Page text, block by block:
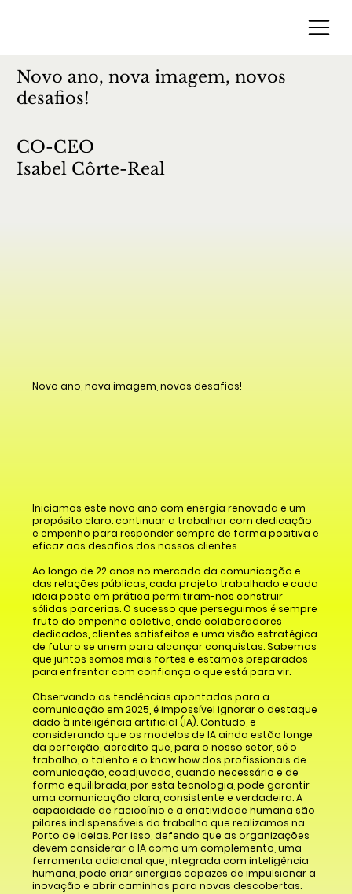
Novo ano, nova imagem, novos
desafios!
CO-CEO
Isabel Côrte-Real
Novo ano, nova imagem, novos desafios!
Iniciamos este novo ano com energia renovada e um
propósito claro: continuar a trabalhar com dedicação
e empenho para responder sempre de forma positiva e
eficaz aos desafios dos nossos clientes.
Ao longo de 22 anos no mercado da comunicação e
das relações públicas, cada projeto trabalhado e cada
ideia posta em prática permitiram-nos construir
sólidas parcerias. O sucesso que perseguimos é sempre
fruto do empenho coletivo, onde colaboradores
dedicados, clientes satisfeitos e uma visão estratégica
de futuro se unem para alcançar conquistas. Sabemos
que juntos somos mais fortes e estamos preparados
para enfrentar com confiança o que está para vir.
Observando as tendências apontadas para a
comunicação em 2025, é impossível ignorar o destaque
dado à inteligência artificial (IA). Contudo, e
considerando que os modelos de IA ainda estão longe
da perfeição, acredito que, para o nosso setor, só o
trabalho, o talento e o know how dos profissionais de
comunicação, coadjuvado, quando necessário e de
forma equilibrada, por esta tecnologia, pode garantir
uma comunicação clara, consistente e verdadeira. A
capacidade de raciocínio e a criatividade humana são
pilares indispensáveis do trabalho que realizamos na
Porto de Ideias. Por isso, defendo que as organizações
devem considerar a IA como um complemento, uma
ferramenta adicional que, integrada com inteligência
humana, pode criar sinergias capazes de impulsionar a
inovação e abrir caminhos para novas descobertas.